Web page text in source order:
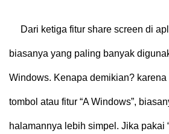
Dari ketiga fitur share screen di
biasanya yang paling banyak
Windows. Kenapa demikian? karena
tombol atau fitur “A Windows”,
halamannya lebih simpel. Jika pakai